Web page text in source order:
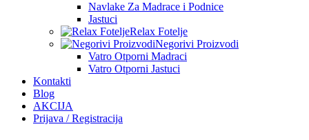
Navlake Za Madrace i Podnice
Jastuci
Relax Fotelje
Negorivi Proizvodi
Vatro Otporni Madraci
Vatro Otporni Jastuci
Kontakti
Blog
AKCIJA
Prijava / Registracija